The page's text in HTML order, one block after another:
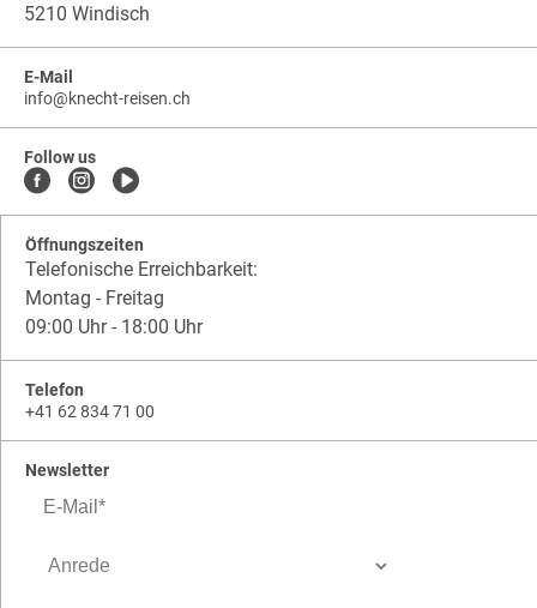
5210 Windisch
E-Mail
info@knecht-reisen.ch
Follow us
Öffnungszeiten
Telefonische Erreichbarkeit:
Montag - Freitag
09:00 Uhr - 18:00 Uhr
Telefon
+41 62 834 71 00
Newsletter